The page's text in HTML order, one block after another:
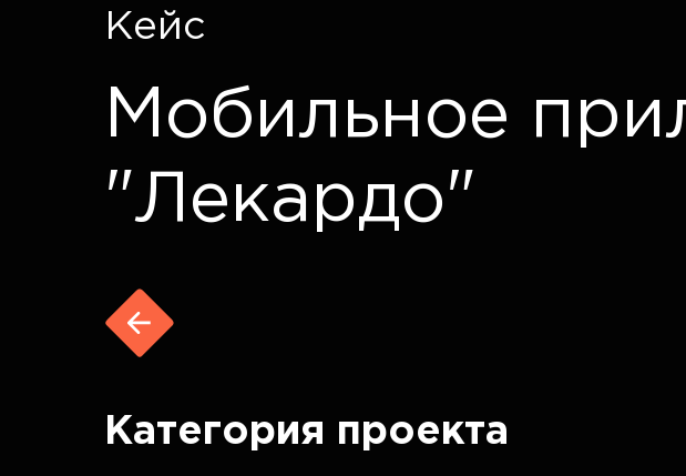
Кейс
Мобильное
"Лекардо"
Категория проекта